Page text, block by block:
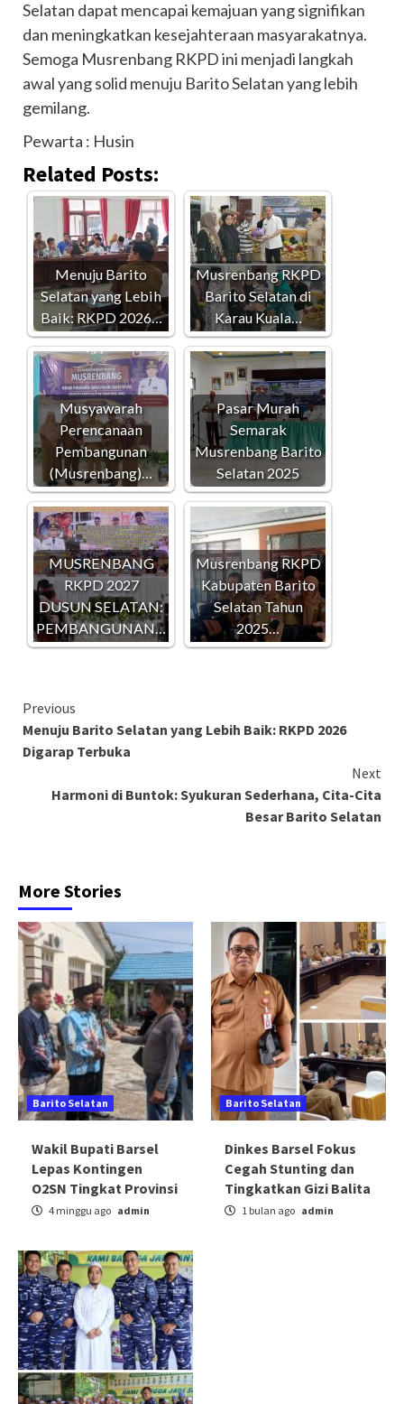
Selatan dapat mencapai kemajuan yang signifikan
dan meningkatkan kesejahteraan masyarakatnya.
Semoga Musrenbang RKPD ini menjadi langkah
awal yang solid menuju Barito Selatan yang lebih
gemilang.
Pewarta : Husin
Related Posts:
Menuju Barito
Selatan yang Lebih
Baik: RKPD 2026…
Musrenbang RKPD
Barito Selatan di
Karau Kuala…
Musyawarah
Perencanaan
Pembangunan
(Musrenbang)…
Pasar Murah
Semarak
Musrenbang Barito
Selatan 2025
MUSRENBANG
RKPD 2027
DUSUN SELATAN:
PEMBANGUNAN…
Musrenbang RKPD
Kabupaten Barito
Selatan Tahun
2025…
Continue
Reading
Previous
Menuju Barito Selatan yang Lebih Baik: RKPD 2026
Digarap Terbuka
Next
Harmoni di Buntok: Syukuran Sederhana, Cita-Cita
Besar Barito Selatan
More Stories
Barito Selatan
Wakil Bupati Barsel
Lepas Kontingen
O2SN Tingkat Provinsi
4 minggu ago admin
Barito Selatan
Dinkes Barsel Fokus
Cegah Stunting dan
Tingkatkan Gizi Balita
1 bulan ago admin